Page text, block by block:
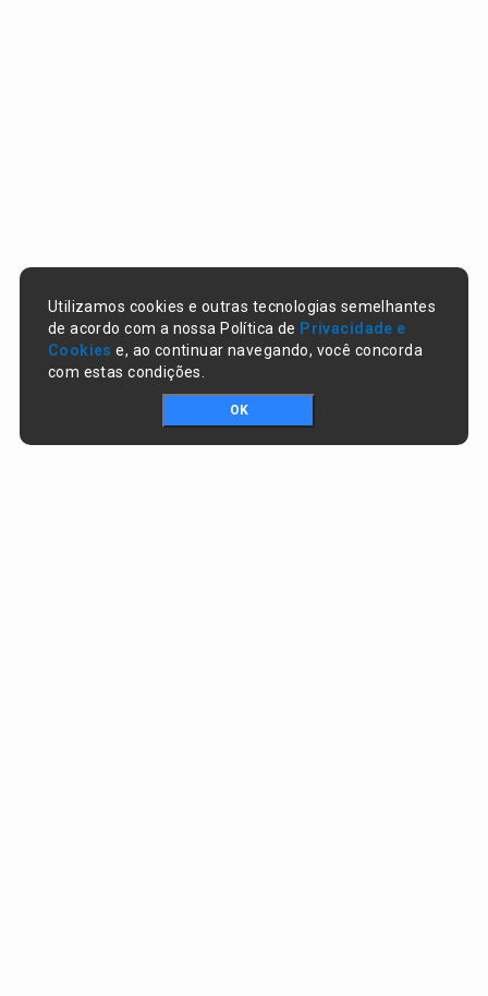
Utilizamos cookies e outras tecnologias semelhantes
de acordo com a nossa Política de Privacidade e
Cookies e, ao continuar navegando, você concorda
com estas condições.
OK